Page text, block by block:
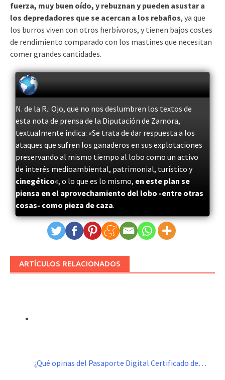
fuerza, muy buen oído, y rebuznan y pueden asustar a
los depredadores que se acercan a los rebaños, ya que
los burros viven con otros herbívoros, y tienen bajos costes
de rendimiento comparado con los mastines que necesitan
comer grandes cantidades.
N. de la R.: Ojo, que no nos deslumbren los textos de
esta nota de prensa de la Diputación de Zamora,
textualmente indica: «Se trata de dar respuesta a los
ataques que sufren los ganaderos en sus explotaciones
preservando al mismo tiempo al lobo como un activo
de interés medioambiental, patrimonial, turístico y
cinegético«, o lo que es lo mismo, en este plan se
piensa en el aprovechamiento del lobo -entre otras
cosas- como pieza de caza.
ARTÍCULOS RELACIONADOS
¿Qué opinas del Pasaporte Digital Certificado de…